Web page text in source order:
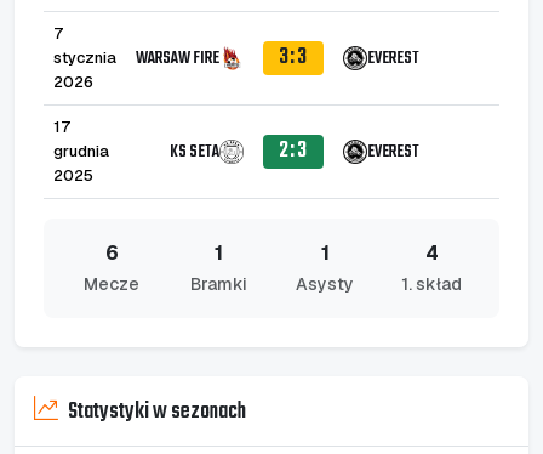
7
stycznia
2026
WARSAW FIRE 3:3 EVEREST
17
grudnia
2025
KS SETA 2:3 EVEREST
6
Mecze
1
Bramki
1
Asysty
4
1. skład
Statystyki w sezonach